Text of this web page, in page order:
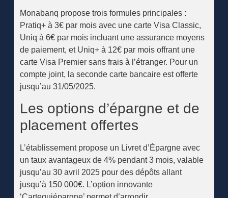
Monabanq propose trois formules principales :
Pratiq+ à 3€ par mois avec une carte Visa Classic,
Uniq à 6€ par mois incluant une assurance moyens
de paiement, et Uniq+ à 12€ par mois offrant une
carte Visa Premier sans frais à l’étranger. Pour un
compte joint, la seconde carte bancaire est offerte
jusqu’au 31/05/2025.
Les options d’épargne et de
placement offertes
L’établissement propose un Livret d’Épargne avec
un taux avantageux de 4% pendant 3 mois, valable
jusqu’au 30 avril 2025 pour des dépôts allant
jusqu’à 150 000€. L’option innovante